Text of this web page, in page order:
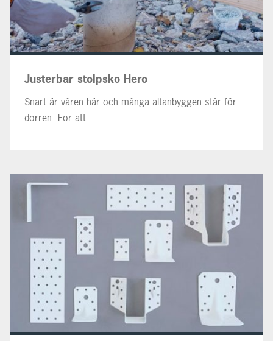
Justerbar stolpsko Hero
Snart är våren här och många altanbyggen står för
dörren. För att ...